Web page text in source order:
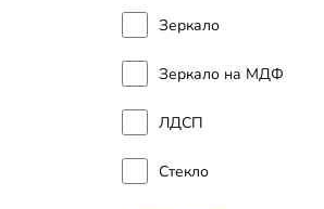
Зеркало
Зеркало на МДФ
ЛДСП
Стекло